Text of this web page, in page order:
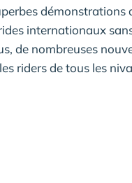
démonstrations
internationaux
de nombreuses
riders de tous les